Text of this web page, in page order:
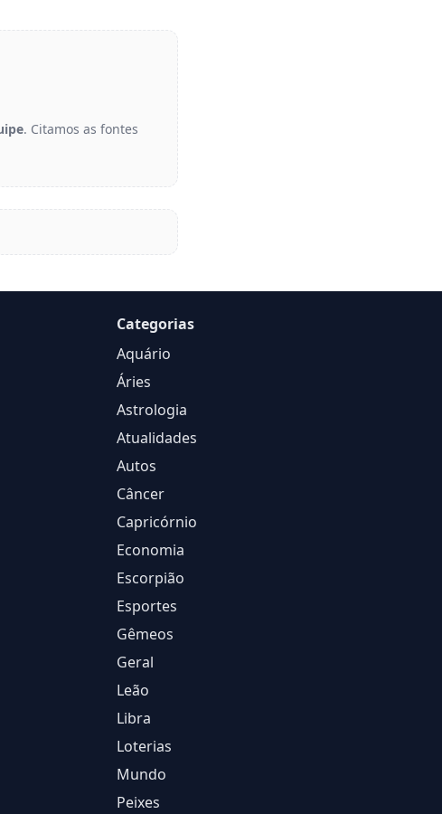
. Citamos as fontes
Categorias
Aquário
Áries
Astrologia
Atualidades
Autos
Câncer
Capricórnio
Economia
Escorpião
Esportes
Gêmeos
Geral
Leão
Libra
Loterias
Mundo
Peixes